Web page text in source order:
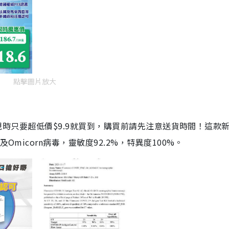
點擊圖片放大
只要超低價$9.9就買到，購買前請先注意送貨時間！這款
Omicorn病毒，靈敏度92.2%，特異度100%。